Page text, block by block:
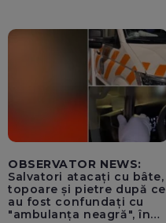
OBSERVATOR NEWS:
Salvatori atacați cu bâte,
topoare și pietre după ce
au fost confundați cu
"ambulanța neagră", în